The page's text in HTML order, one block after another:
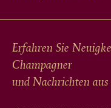
Erfahren Sie
Champagner
und Nachrichten